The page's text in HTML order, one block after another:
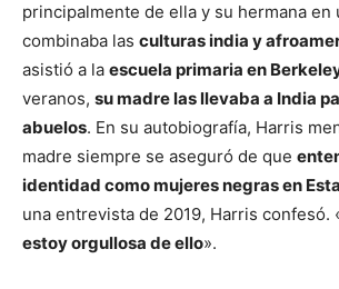
principalmente de ella y su hermana en
combinaba las culturas india y
asistió a la escuela primaria en
veranos, su madre las llevaba a India
abuelos. En su autobiografía, Harris
madre siempre se aseguró de que
identidad como mujeres negras en
una entrevista de 2019, Harris confesó.
estoy orgullosa de ello».